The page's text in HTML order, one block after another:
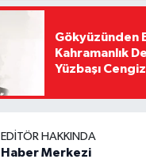
Gökyüzünden
Kahramanlık
Yüzbaşı
EDITÖR HAKKINDA
Haber Merkezi